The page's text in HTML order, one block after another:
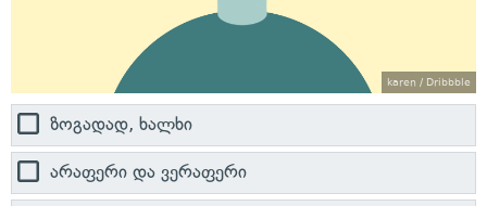
karen / Dribbble
ზოგადად, ხალხი
არაფერი და ვერაფერი